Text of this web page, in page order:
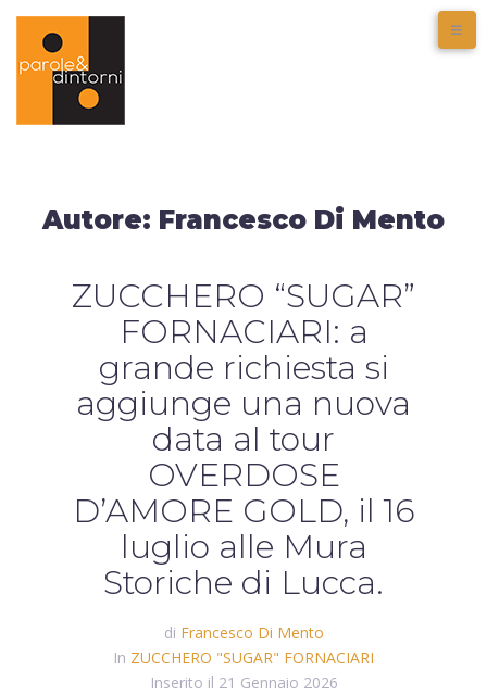
Autore: Francesco Di Mento
ZUCCHERO “SUGAR”
FORNACIARI: a
grande richiesta si
aggiunge una nuova
data al tour
OVERDOSE
D’AMORE GOLD, il 16
luglio alle Mura
Storiche di Lucca.
di Francesco Di Mento
In ZUCCHERO "SUGAR" FORNACIARI
Inserito il 21 Gennaio 2026